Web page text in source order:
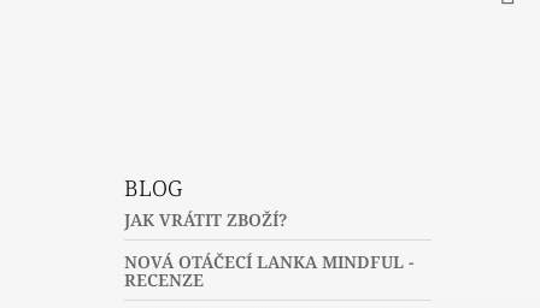
BLOG
JAK VRÁTIT ZBOŽÍ?
NOVÁ OTÁČECÍ LANKA MINDFUL -
RECENZE